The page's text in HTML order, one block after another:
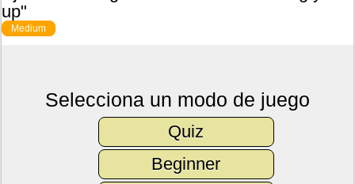
up"
Medium
Selecciona un modo de juego
Quiz
Beginner